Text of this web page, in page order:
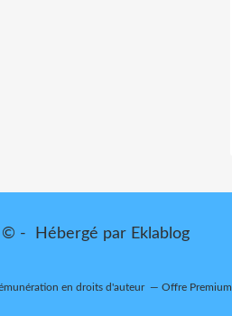
© - Hébergé par Eklablog
en droits d'auteur Offre Premium